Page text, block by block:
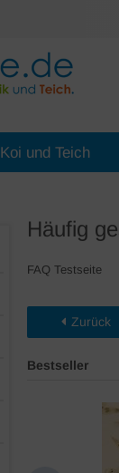
Koi und Teich
Häufig
FAQ Testseite
Zurück
Bestseller